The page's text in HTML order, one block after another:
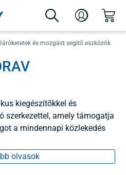
és mozgást segítő eszközök
kiegészítőkkel és
szerkezettel, amely támogatja
a mindennapi közlekedés
olvasok